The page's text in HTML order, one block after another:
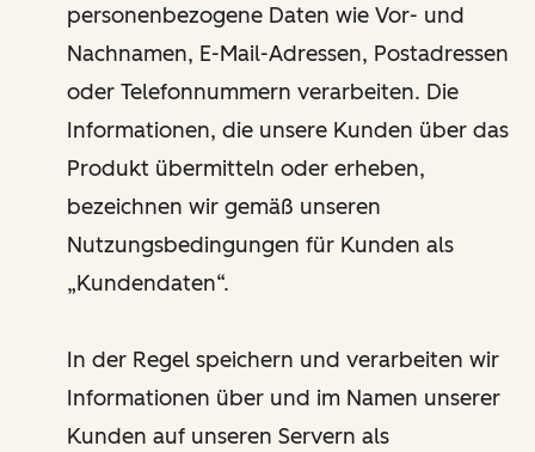
personenbezogene Daten wie Vor- und
Nachnamen, E-Mail-Adressen, Postadressen
oder Telefonnummern verarbeiten. Die
Informationen, die unsere Kunden über das
Produkt übermitteln oder erheben,
bezeichnen wir gemäß unseren
Nutzungsbedingungen für Kunden als
„Kundendaten“.
In der Regel speichern und verarbeiten wir
Informationen über und im Namen unserer
Kunden auf unseren Servern als